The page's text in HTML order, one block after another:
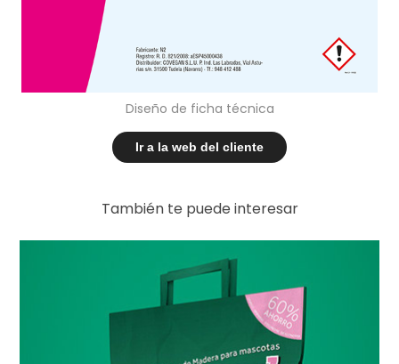
Diseño de ficha técnica
Ir a la web del cliente
También te puede interesar